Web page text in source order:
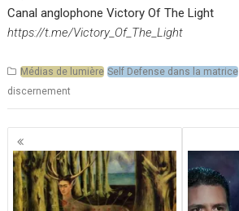
Canal anglophone Victory Of The Light
https://t.me/Victory_Of_The_Light
Médias de lumière Self Defense dans la matrice
discernement
Navigation
des
articles